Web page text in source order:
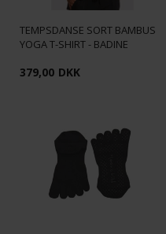
TEMPSDANSE SORT BAMBUS
YOGA T-SHIRT - BADINE
379,00 DKK